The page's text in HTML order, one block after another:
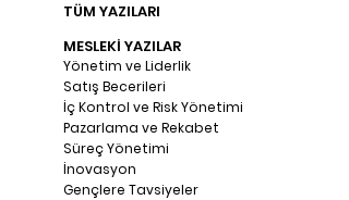
TÜM YAZILARI
MESLEKİ YAZILAR
Yönetim ve Liderlik
Satış Becerileri
İç Kontrol ve Risk Yönetimi
Pazarlama ve Rekabet
Süreç Yönetimi
İnovasyon
Gençlere Tavsiyeler